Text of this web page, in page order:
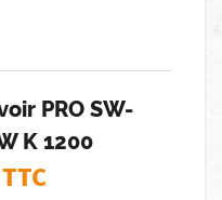
PRO SW-
K 1200